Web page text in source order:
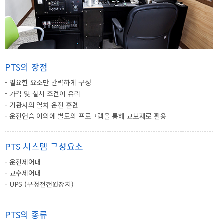
PTS의 장점
- 필요한 요소만 간략하게 구성
- 가격 및 설치 조건이 유리
- 기관사의 열차 운전 훈련
- 운전연습 이외에 별도의 프로그램을 통해 교보재로 활용
PTS 시스템 구성요소
- 운전제어대
- 교수제어대
- UPS (무정전전원장치)
PTS의 종류